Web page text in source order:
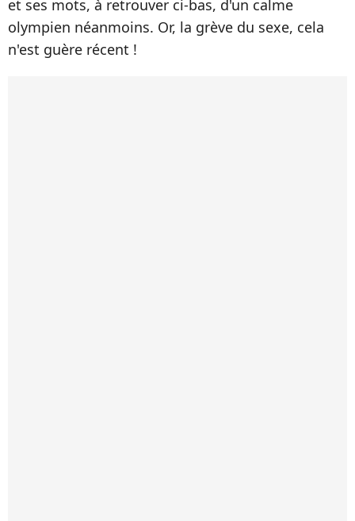
et ses mots, à retrouver ci-bas, d'un calme
olympien néanmoins. Or, la grève du sexe, cela
n'est guère récent !